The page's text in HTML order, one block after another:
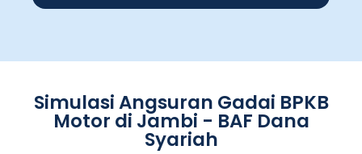
Simulasi Angsuran Gadai BPKB
Motor di Jambi - BAF Dana
Syariah